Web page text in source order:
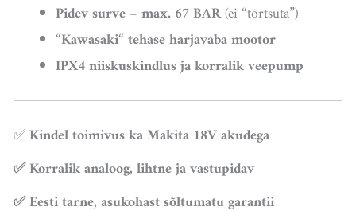
Pidev surve – max. 67 BAR(ei “törtsuta”)
“Kawasaki“tehase harjavaba mootor
IPX4 niiskuskindlus ja korralik veepump
✅Kindel toimivus ka Makita 18V akudega
✅ Korralik analoog, lihtne ja vastupidav
✅ Eesti tarne, asukohast sõltumatu garantii